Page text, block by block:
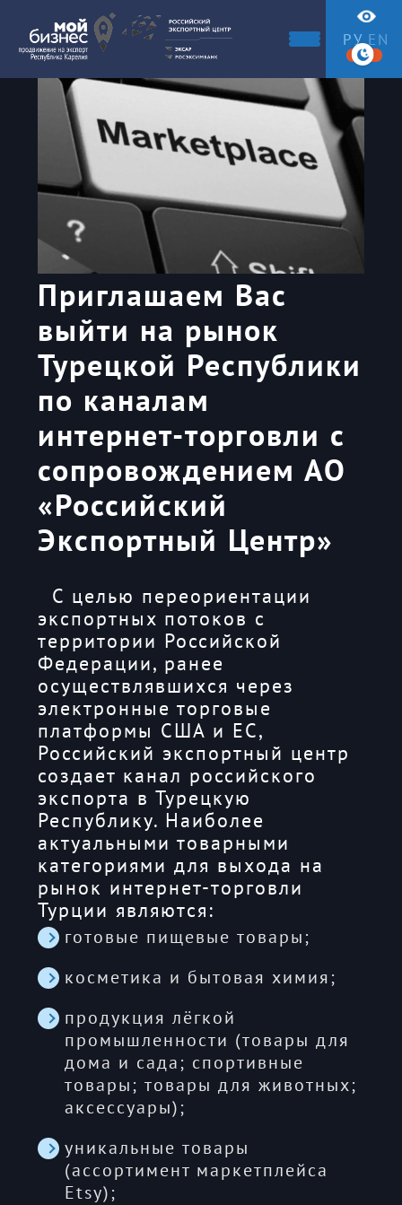
РУ EN
Приглашаем Вас
выйти на рынок
Турецкой Республики
по каналам
интернет-торговли с
сопровождением АО
«Российский
Экспортный Центр»
С целью переориентации
экспортных потоков с
территории Российской
Федерации, ранее
осуществлявшихся через
электронные торговые
платформы США и ЕС,
Российский экспортный центр
создает канал российского
экспорта в Турецкую
Республику. Наиболее
актуальными товарными
категориями для выхода на
рынок интернет-торговли
Турции являются:
готовые пищевые товары;
косметика и бытовая химия;
продукция лёгкой
промышленности (товары для
дома и сада; спортивные
товары; товары для животных;
аксессуары);
уникальные товары
(ассортимент маркетплейса
Etsy);